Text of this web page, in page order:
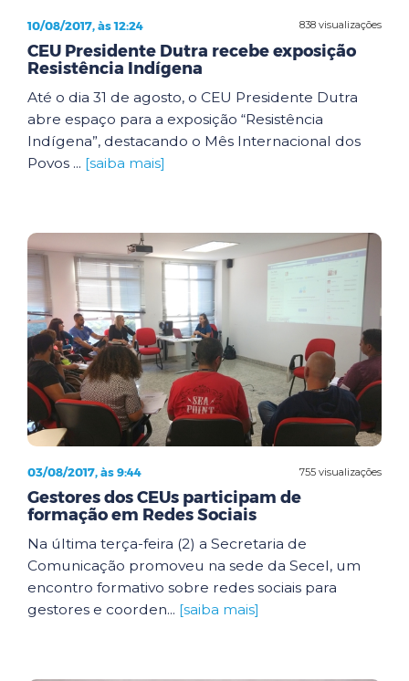
838 visualizações
10/08/2017, às 12:24
CEU Presidente Dutra recebe exposição
Resistência Indígena
Até o dia 31 de agosto, o CEU Presidente Dutra
abre espaço para a exposição “Resistência
Indígena”, destacando o Mês Internacional dos
Povos ... [saiba mais]
755 visualizações
03/08/2017, às 9:44
Gestores dos CEUs participam de
formação em Redes Sociais
Na última terça-feira (2) a Secretaria de
Comunicação promoveu na sede da Secel, um
encontro formativo sobre redes sociais para
gestores e coorden... [saiba mais]